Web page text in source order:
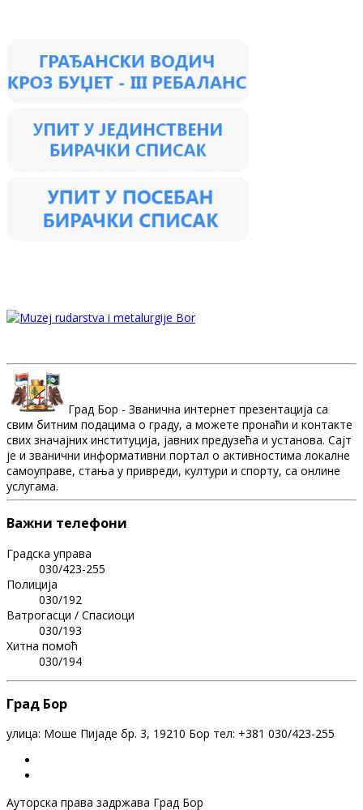
Град Бор - Званична интернет презентација са
свим битним подацима о граду, а можете пронаћи и контакте
свих значајних институција, јавних предузећа и установа. Сајт
је и званични информативни портал о активностима локалне
самоуправе, стања у привреди, култури и спорту, са онлине
услугама.
Важни телефони
Градска управа
030/423-255
Полиција
030/192
Ватрогасци / Спасиоци
030/193
Хитна помоћ
030/194
Град Бор
улица: Моше Пијаде бр. 3, 19210 Бор тел: +381 030/423-255
Ауторска права задржава Град Бор